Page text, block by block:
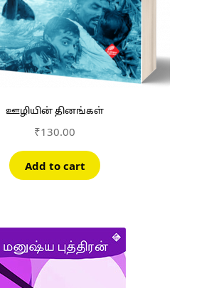
ஊழியின் தினங்கள்
₹130.00
Add to cart